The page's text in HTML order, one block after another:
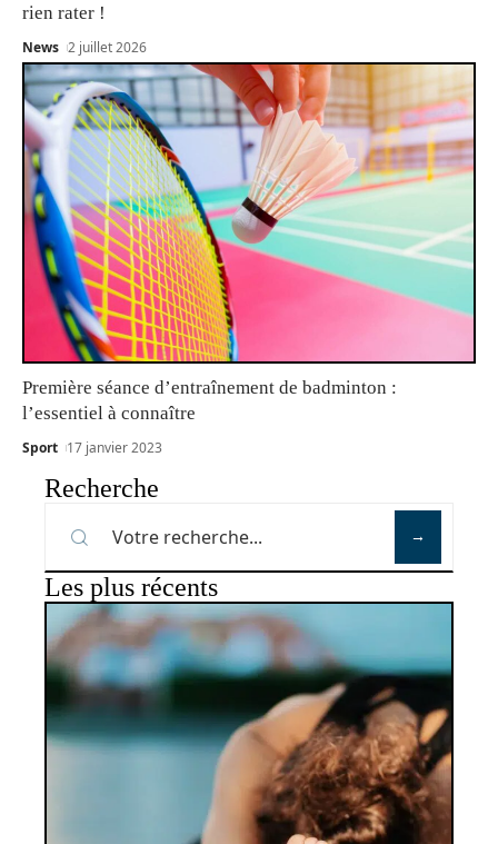
rien rater !
News 2 juillet 2026
Première séance d’entraînement de badminton :
l’essentiel à connaître
Sport 17 janvier 2023
Recherche
Les plus récents